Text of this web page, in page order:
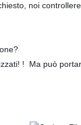
noi
! Ma può